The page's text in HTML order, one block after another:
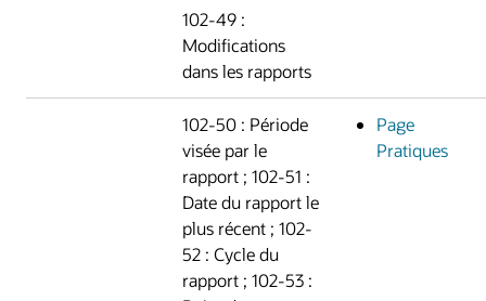
102-49 :
Modifications
dans les rapports
102-50 : Période
visée par le
rapport ; 102-51 :
Date du rapport le
plus récent ; 102-
52 : Cycle du
rapport ; 102-53 :
Page
Pratiques